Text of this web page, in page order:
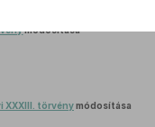
módosítása
XXXIII. törvénymódosítása